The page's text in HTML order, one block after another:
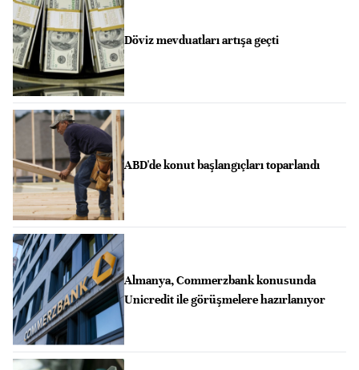
Döviz mevduatları artışa geçti
ABD'de konut başlangıçları toparlandı
Almanya, Commerzbank konusunda
Unicredit ile görüşmelere hazırlanıyor